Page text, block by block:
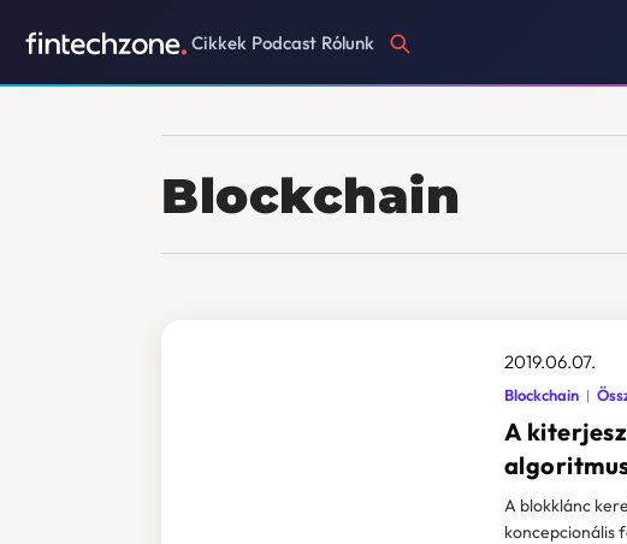
Cikkek Podcast Rólunk
Blockchain
A
2019.06.07.
Blockchain
A blokklánc
koncepcionális